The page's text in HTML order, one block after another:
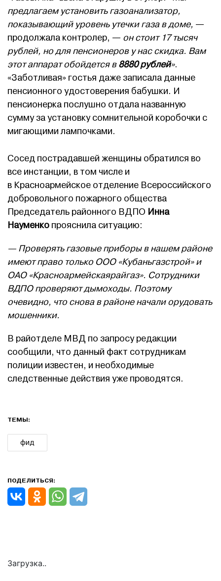
предлагаем установить газоанализатор,
показывающий уровень утечки газа в доме, —
продолжала контролер, — он стоит 17 тысяч
рублей, но для пенсионеров у нас скидка. Вам
этот аппарат обойдется в8880 рублей».
«Заботливая» гостья даже записала данные
пенсионного удостоверения бабушки. И
пенсионерка послушно отдала названную
сумму за установку сомнительной коробочки с
мигающими лампочками.
Сосед пострадавшей женщины обратился во
все инстанции, в том числе и
в Красноармейское отделение Всероссийского
добровольного пожарного общества
Председатель районного ВДПО Инна
Науменко прояснила ситуацию:
— Проверять газовые приборы в нашем районе
имеют право только ООО «Кубаньгазстрой» и
ОАО «Красноармейскаярайгаз». Сотрудники
ВДПО проверяют дымоходы. Поэтому
очевидно, что снова в районе начали орудовать
мошенники.
В райотделе МВД по запросу редакции
сообщили, что данный факт сотрудникам
полиции известен, и необходимые
следственные действия уже проводятся.
ТЕМЫ:
фид
ПОДЕЛИТЬСЯ:
Загрузка..